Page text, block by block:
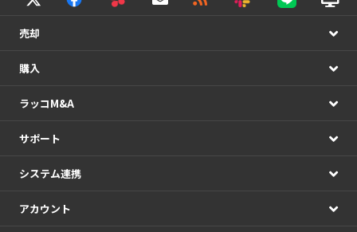
売却
購入
ラッコM&A
サポート
システム連携
アカウント